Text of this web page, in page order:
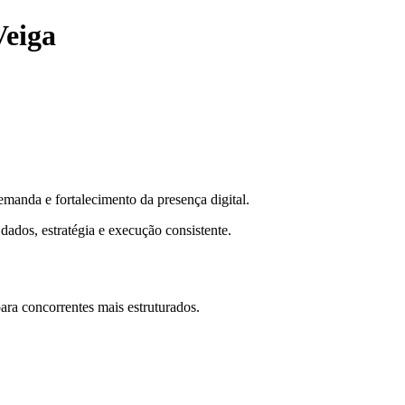
e fortalecimento da presença digital.
estratégia e execução consistente.
concorrentes mais estruturados.